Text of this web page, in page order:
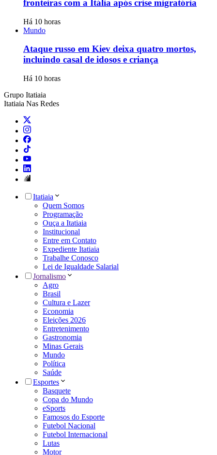
fronteiras com a Itália após crise migratória
Há 10 horas
Mundo
Ataque russo em Kiev deixa quatro mortos,
incluindo casal de idosos e criança
Há 10 horas
Grupo Itatiaia
Itatiaia Nas Redes
Itatiaia
Quem Somos
Programação
Ouça a Itatiaia
Institucional
Entre em Contato
Expediente Itatiaia
Trabalhe Conosco
Lei de Igualdade Salarial
Jornalismo
Agro
Brasil
Cultura e Lazer
Economia
Eleições 2026
Entretenimento
Gastronomia
Minas Gerais
Mundo
Política
Saúde
Esportes
Basquete
Copa do Mundo
eSports
Famosos do Esporte
Futebol Nacional
Futebol Internacional
Lutas
Motor